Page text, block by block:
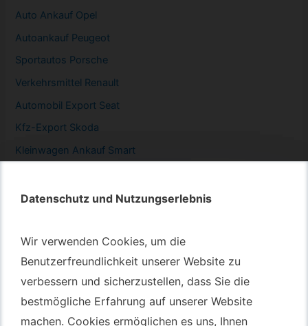
Datenschutz und Nutzungserlebnis
Wir verwenden Cookies, um die
Benutzerfreundlichkeit unserer Website zu
verbessern und sicherzustellen, dass Sie die
bestmögliche Erfahrung auf unserer Website
machen. Cookies ermöglichen es uns, Ihnen
Datenschutz und Nutzungserlebnis
Wir verwenden Cookies, um die
Benutzerfreundlichkeit unserer Website zu
verbessern und sicherzustellen, dass Sie die
bestmögliche Erfahrung auf unserer Website
machen. Cookies ermöglichen es uns, Ihnen
Auto Ankauf Opel
Autoankauf Peugeot
Sportautos Porsche
Verkehrsmittel Renault
Automobil Export Seat
Kfz- Export Skoda
Kleinwagen Ankauf Smart
Autotransport Bochum
Autotransport Düsseldorf
Autotransport Essen